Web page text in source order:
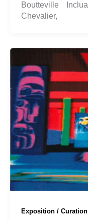
Boutteville
Chevalier,
Exposition / Curation